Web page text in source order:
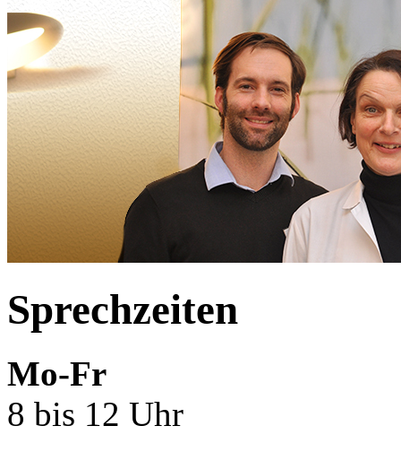
Sprechzeiten
Mo-Fr
8 bis 12 Uhr